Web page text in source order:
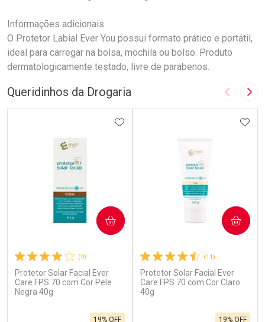
Informações adicionais
O Protetor Labial Ever You possui formato prático e portátil,
ideal para carregar na bolsa, mochila ou bolso. Produto
dermatologicamente testado, livre de parabenos.
Queridinhos da Drogaria Imagem
(9)
Protetor Solar Facial Ever
Care FPS 70 com Cor Pele
Negra 40g
19% OFF
ADICIONAR AOS FAVORITOS
COMPRAR
(11)
Protetor Solar Facial Ever
Care FPS 70 com Cor Claro
40g
19% OFF
COMPRAR